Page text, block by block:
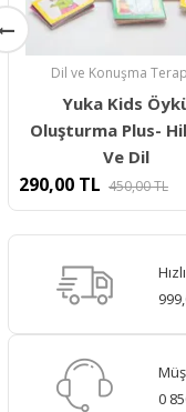
Dil ve Konuşma
Yuka Kids
Oluşturma Plus-
Ve Dil
290,00 TL 450,00TL
0